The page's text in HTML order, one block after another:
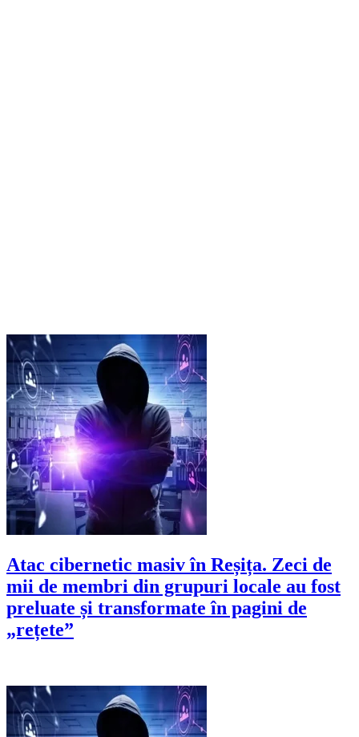
Atac cibernetic masiv în Reșița. Zeci de
mii de membri din grupuri locale au fost
preluate și transformate în pagini de
„rețete”